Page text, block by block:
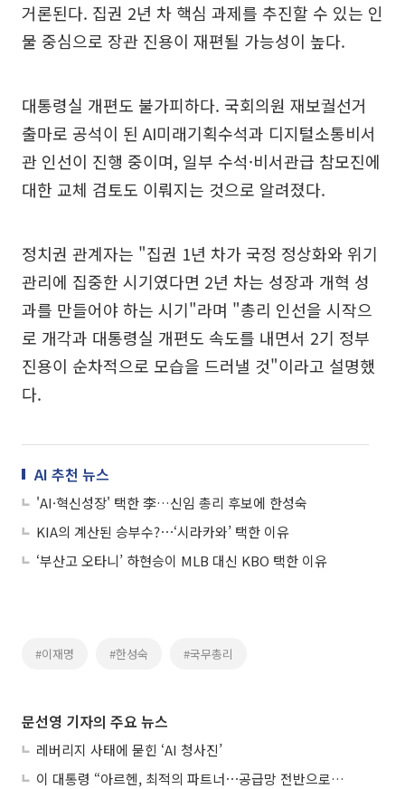
거론된다. 집권 2년 차 핵심 과제를 추진할 수 있는 인
물 중심으로 장관 진용이 재편될 가능성이 높다.
대통령실 개편도 불가피하다. 국회의원 재보궐선거
출마로 공석이 된 AI미래기획수석과 디지털소통비서
관 인선이 진행 중이며, 일부 수석·비서관급 참모진에
대한 교체 검토도 이뤄지는 것으로 알려졌다.
정치권 관계자는 "집권 1년 차가 국정 정상화와 위기
관리에 집중한 시기였다면 2년 차는 성장과 개혁 성
과를 만들어야 하는 시기"라며 "총리 인선을 시작으
로 개각과 대통령실 개편도 속도를 내면서 2기 정부
진용이 순차적으로 모습을 드러낼 것"이라고 설명했
다.
AI 추천 뉴스
'AI·혁신성장' 택한 李…신임 총리 후보에 한성숙
KIA의 계산된 승부수?⋯‘시라카와’ 택한 이유
‘부산고 오타니’ 하현승이 MLB 대신 KBO 택한 이유
#이재명 #한성숙 #국무총리
문선영 기자의 주요 뉴스
레버리지 사태에 묻힌 ‘AI 청사진’
이 대통령 “아르헨, 최적의 파트너⋯공급망 전반으로 확대”